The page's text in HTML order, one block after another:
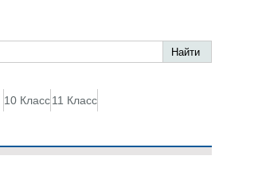
10 Класс 11 Класс